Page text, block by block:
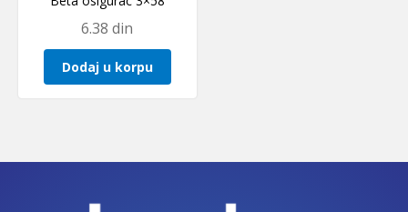
6.38din
Dodaj u korpu